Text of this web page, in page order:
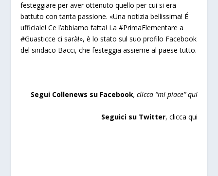
festeggiare per aver ottenuto quello per cui si era
battuto con tanta passione. «Una notizia bellissima! É
ufficiale! Ce l’abbiamo fatta! La‪#‎PrimaElementare‬ a
‪#‎Guasticce‬ ci sarà!», è lo stato sul suo profilo Facebook
del sindaco Bacci, che festeggia assieme al paese tutto.
Segui Collenews su Facebook, clicca “mi piace”qui
Seguici su Twitter, clicca qui